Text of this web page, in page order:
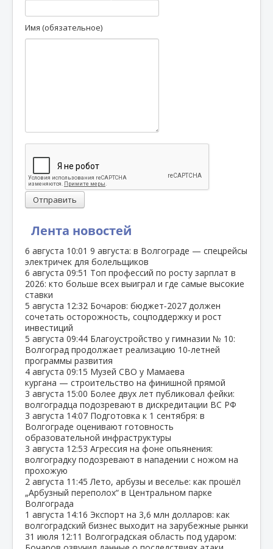
Лента новостей
6 августа 10:01 9 августа: в Волгограде — спецрейсы
электричек для болельщиков
6 августа 09:51 Топ профессий по росту зарплат в
2026: кто больше всех выиграл и где самые высокие
ставки
5 августа 12:32 Бочаров: бюджет‑2027 должен
сочетать осторожность, соцподдержку и рост
инвестиций
5 августа 09:44 Благоустройство у гимназии № 10:
Волгоград продолжает реализацию 10‑летней
программы развития
4 августа 09:15 Музей СВО у Мамаева
кургана — строительство на финишной прямой
3 августа 15:00 Более двух лет публиковал фейки:
волгоградца подозревают в дискредитации ВС РФ
3 августа 14:07 Подготовка к 1 сентября: в
Волгограде оценивают готовность
образовательной инфраструктуры
3 августа 12:53 Агрессия на фоне опьянения:
волгоградку подозревают в нападении с ножом на
прохожую
2 августа 11:45 Лето, арбузы и веселье: как прошёл
„Арбузный переполох“ в Центральном парке
Волгограда
1 августа 14:16 Экспорт на 3,6 млн долларов: как
волгоградский бизнес выходит на зарубежные рынки
31 июля 12:11 Волгоградская область под ударом:
Имя (обязательное)
Отправить